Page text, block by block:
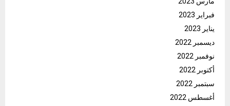
فبراير 2023
يناير 2023
ديسمبر 2022
نوفمبر 2022
أكتوبر 2022
سبتمبر 2022
أغسطس 2022